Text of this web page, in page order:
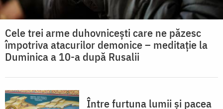
Cele trei arme duhovnicești care ne păzesc
împotriva atacurilor demonice – meditație la
Duminica a 10-a după Rusalii
Între furtuna lumii și pacea